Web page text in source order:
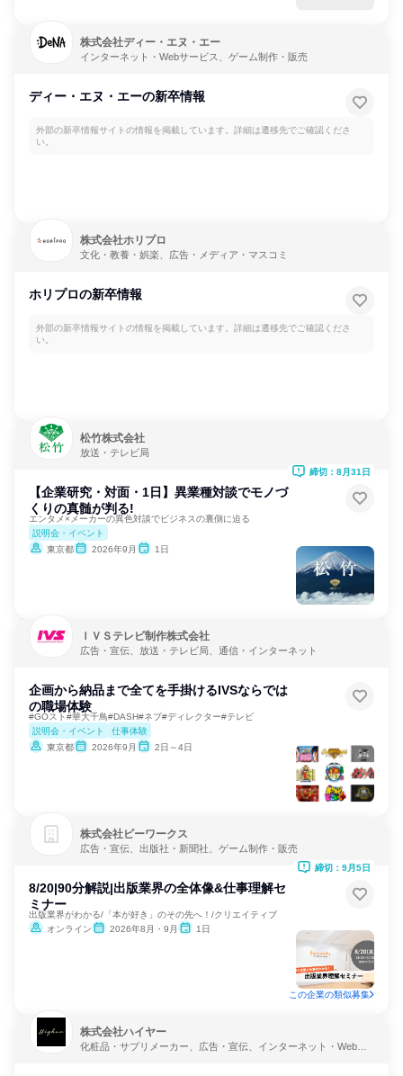
株式会社ディー・エヌ・エー
インターネット・Webサービス、ゲーム制作・販売
ディー・エヌ・エーの新卒情報
外部の新卒情報サイトの情報を掲載しています。詳細は遷移先でご確認くださ
い。
株式会社ホリプロ
文化・教養・娯楽、広告・メディア・マスコミ
ホリプロの新卒情報
外部の新卒情報サイトの情報を掲載しています。詳細は遷移先でご確認くださ
い。
松竹株式会社
放送・テレビ局
【企業研究・対面・1日】異業種対談でモノづ
くりの真髄が判る!
エンタメ×メーカーの異色対談でビジネスの裏側に迫る
説明会・イベント
東京都
2026年9月 1日
締切：8月31日
ＩＶＳテレビ制作株式会社
広告・宣伝、放送・テレビ局、通信・インターネット
企画から納品まで全てを手掛けるIVSならでは
の職場体験
#GOスト#華大千鳥#DASH#ネプ#ディレクター#テレビ
説明会・イベント
仕事体験
東京都
2026年9月 2日～4日
株式会社ビーワークス
広告・宣伝、出版社・新聞社、ゲーム制作・販売
8/20|90分解説|出版業界の全体像&仕事理解セ
ミナー
出版業界がわかる/「本が好き」のその先へ！/クリエイティブ
オンライン
2026年8月・9月 1日
締切：9月5日
この企業の類似募集
株式会社ハイヤー
化粧品・サプリメーカー、広告・宣伝、インターネット・Webサ